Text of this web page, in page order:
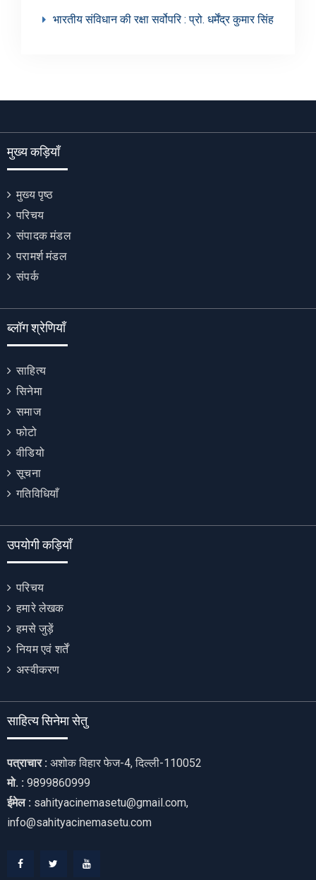
भारतीय संविधान की रक्षा सर्वोपरि : प्रो. धर्मेंद्र कुमार सिंह
मुख्य कड़ियाँ
मुख्य पृष्ठ
परिचय
संपादक मंडल
परामर्श मंडल
संपर्क
ब्लॉग श्रेणियाँ
साहित्य
सिनेमा
समाज
फोटो
वीडियो
सूचना
गतिविधियाँ
उपयोगी कड़ियाँ
परिचय
हमारे लेखक
हमसे जुड़ें
नियम एवं शर्तें
अस्वीकरण
साहित्य सिनेमा सेतु
पत्राचार : अशोक विहार फेज-4, दिल्ली-110052
मो. : 9899860999
ईमेल : sahityacinemasetu@gmail.com,
info@sahityacinemasetu.com